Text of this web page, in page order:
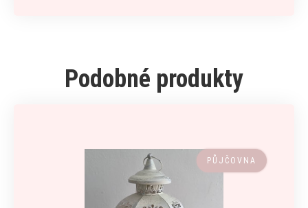
Podobné produkty
PŮJČOVNA